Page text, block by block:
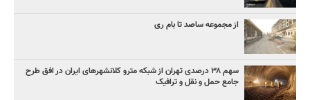
از مجموعه ساصد تا بام ری
سهم ۳۸ درصدی تهران از شبکه مترو کلانشهرهای ایران در افق طرح
جامع حمل و نقل و ترافیک